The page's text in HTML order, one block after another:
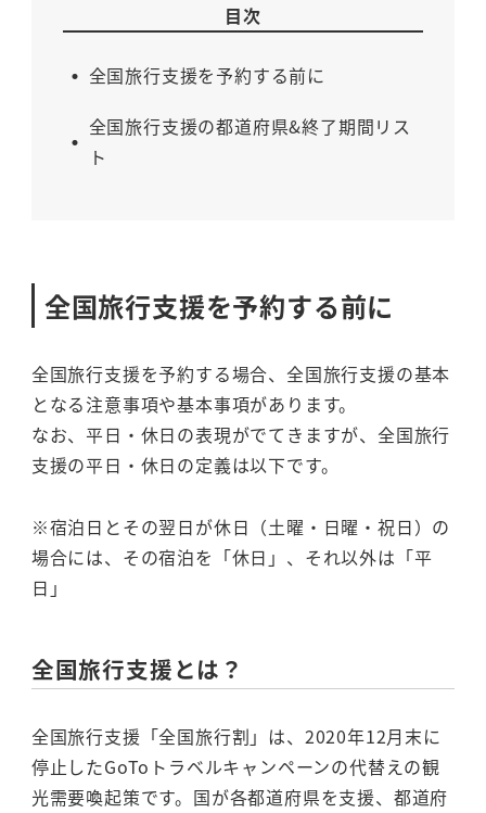
目次
全国旅行支援を予約する前に
全国旅行支援の都道府県&終了期間リス
ト
全国旅行支援を予約する前に
全国旅行支援を予約する場合、全国旅行支援の基本
となる注意事項や基本事項があります。
なお、平日・休日の表現がでてきますが、全国旅行
支援の平日・休日の定義は以下です。
※宿泊日とその翌日が休日（土曜・日曜・祝日）の
場合には、その宿泊を「休日」、それ以外は「平
日」
全国旅行支援とは？
全国旅行支援「全国旅行割」は、2020年12月末に
停止したGoToトラベルキャンペーンの代替えの観
光需要喚起策です。国が各都道府県を支援、都道府